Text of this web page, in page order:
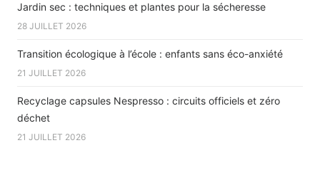
Jardin sec : techniques et plantes pour la sécheresse
28 JUILLET 2026
Transition écologique à l’école : enfants sans éco-anxiété
21 JUILLET 2026
Recyclage capsules Nespresso : circuits officiels et zéro
déchet
21 JUILLET 2026